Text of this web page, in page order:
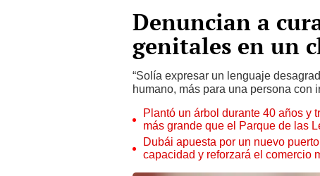
Denuncian a
genitales en un
“Solía expresar un lenguaje
humano, más para una persona con
Plantó un árbol durante 40 años y
más grande que el Parque de las
Dubái apuesta por un nuevo
capacidad y reforzará el comercio